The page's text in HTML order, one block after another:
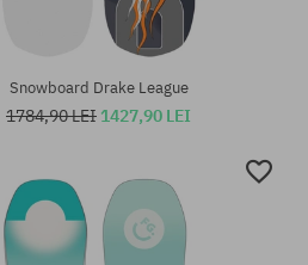
Snowboard Drake League
1784,90 LEI 1427,90 LEI